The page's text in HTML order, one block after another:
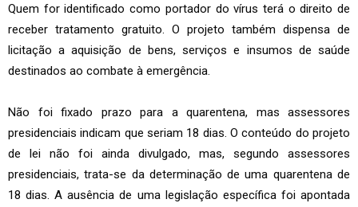
Quem for identificado como portador do vírus terá o direito de
receber tratamento gratuito. O projeto também dispensa de
licitação a aquisição de bens, serviços e insumos de saúde
destinados ao combate à emergência.
Não foi fixado prazo para a quarentena, mas assessores
presidenciais indicam que seriam 18 dias. O conteúdo do projeto
de lei não foi ainda divulgado, mas, segundo assessores
presidenciais, trata-se da determinação de uma quarentena de
18 dias. A ausência de uma legislação específica foi apontada